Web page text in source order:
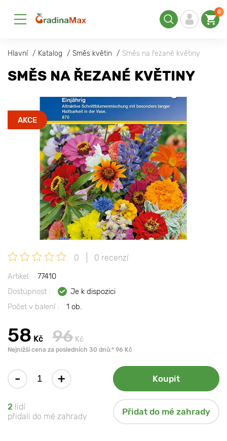
0
Hlavní Katalog Směs květin Směs na řezané květiny
SMĚS NA ŘEZANÉ KVĚTINY
AKCE
0 0 recenzí
Artikel:
77410
Dostupnost :
Je k dispozici
Počet v balení :
1 ob.
58 Kč 96 Kč
Nejnižší cena za posledních 30 dnů:* 96 Kč
- + Koupit
2 lidí
přidali do mé zahrady
Přidat do mé zahrady